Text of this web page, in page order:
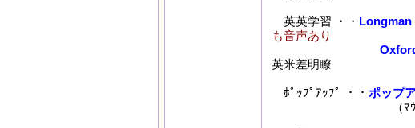
英英学習 ・・ Longman
も音声あり
英米差明瞭
ﾎﾟｯﾌﾟｱｯﾌﾟ ・・ ポップ
（ﾏｳｽｵｰﾊﾞｰで英